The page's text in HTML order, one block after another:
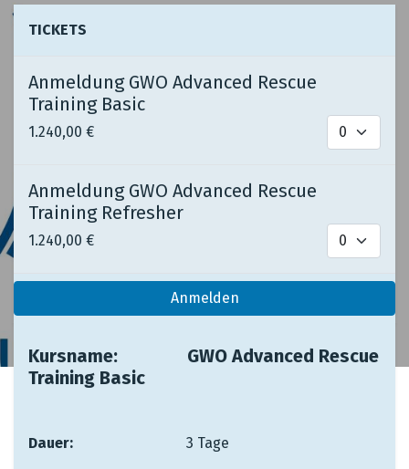
TICKETS
Anmeldung GWO Advanced Rescue
Training Basic
1.240,00 €
Anmeldung GWO Advanced Rescue
Training Refresher
1.240,00 €
Anmelden
Kursname:
​GWO Advanced Rescue
Training Basic
Dauer: ​ ​3 Tage